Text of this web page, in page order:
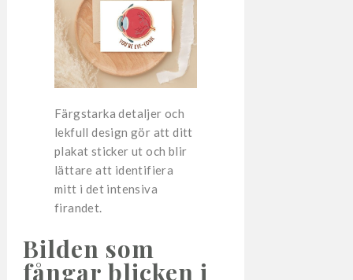
Färgstarka detaljer och
lekfull design gör att ditt
plakat sticker ut och blir
lättare att identifiera
mitt i det intensiva
firandet.
Bilden som
fångar blicken i